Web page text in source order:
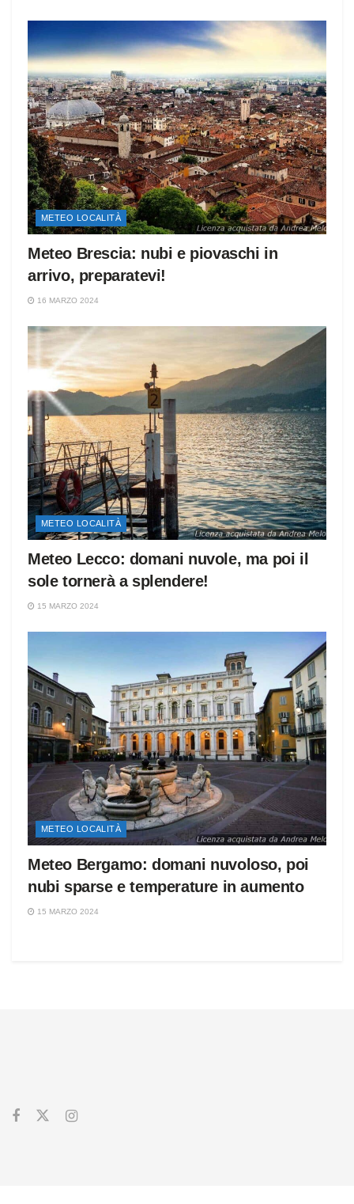
METEO LOCALITÀ
Meteo Brescia: nubi e piovaschi in
arrivo, preparatevi!
16 MARZO 2024
METEO LOCALITÀ
Meteo Lecco: domani nuvole, ma poi il
sole tornerà a splendere!
15 MARZO 2024
METEO LOCALITÀ
Meteo Bergamo: domani nuvoloso, poi
nubi sparse e temperature in aumento
15 MARZO 2024